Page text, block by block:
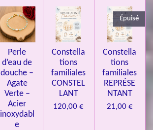
Perle
d’eau de
douche –
Agate
Verte –
Acier
inoxydabl
e
Constella
tions
familiales
CONSTEL
LANT
120,00 €
Épuisé
Constella
tions
familiales
REPRÉSE
NTANT
21,00 €